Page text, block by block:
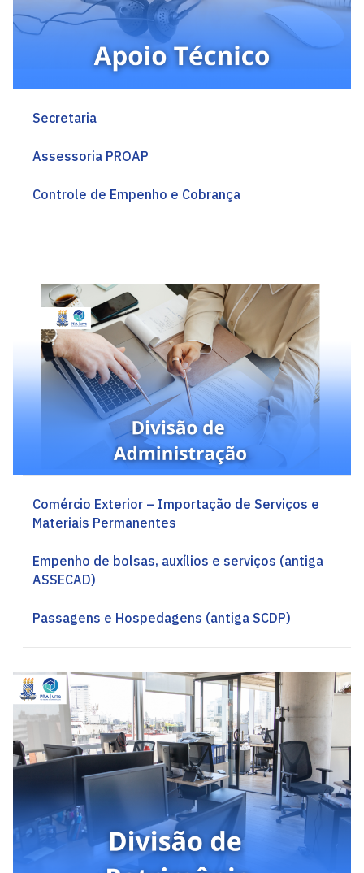
Secretaria
Assessoria PROAP
Controle de Empenho e Cobrança
Comércio Exterior – Importação de Serviços e
Materiais Permanentes
Empenho de bolsas, auxílios e serviços (antiga
ASSECAD)
Passagens e Hospedagens (antiga SCDP)